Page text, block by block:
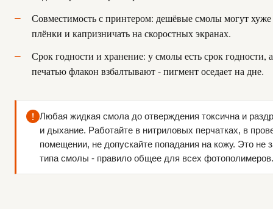
Совместимость с принтером: дешёвые смолы могут хуже
плёнки и капризничать на скоростных экранах.
Срок годности и хранение: у смолы есть срок годности,
печатью флакон взбалтывают - пигмент оседает на дне.
! Любая жидкая смола до отверждения токсична и
и дыхание. Работайте в нитриловых перчатках, в
помещении, не допускайте попадания на кожу. Это не
типа смолы - правило общее для всех фотополимеров.